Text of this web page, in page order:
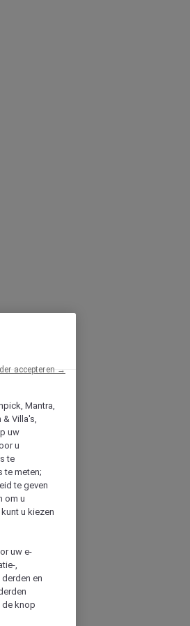
Mantra,
& Villa's,
uw
u
te
te meten;
te geven
om u
u kiezen
uw e-
,
en
de knop
accepteren →